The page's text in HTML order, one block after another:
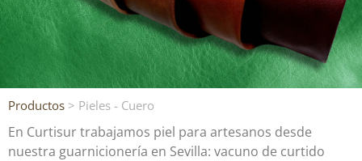
Productos > Pieles - Cuero
En Curtisur trabajamos piel para artesanos desde
nuestra guarnicionería en Sevilla: vacuno de curtido